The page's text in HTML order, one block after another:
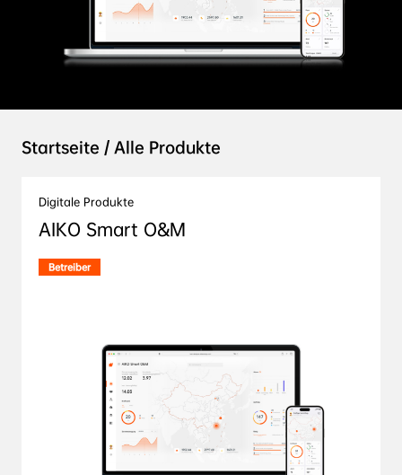
Startseite / Alle Produkte
Digitale Produkte
AIKO Smart O&M
Betreiber